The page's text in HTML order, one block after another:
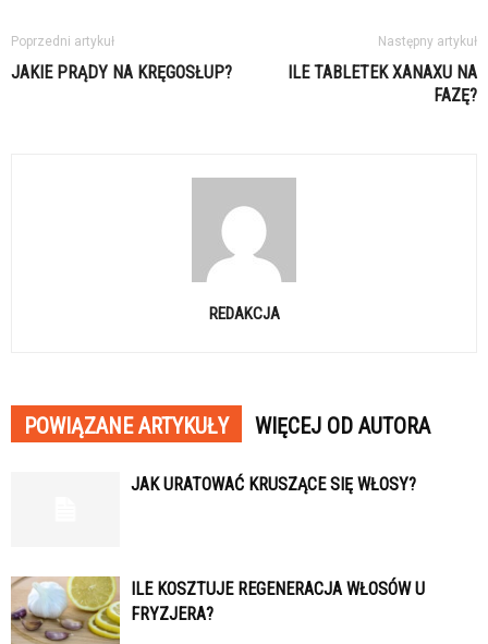
Poprzedni artykuł
JAKIE PRĄDY NA KRĘGOSŁUP?
Następny artykuł
ILE TABLETEK XANAXU NA
FAZĘ?
REDAKCJA
POWIĄZANE ARTYKUŁY WIĘCEJ OD AUTORA
JAK URATOWAĆ KRUSZĄCE SIĘ WŁOSY?
ILE KOSZTUJE REGENERACJA WŁOSÓW U
FRYZJERA?